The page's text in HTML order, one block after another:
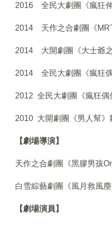
2016 全民大劇團《瘋狂伸
2014 天作之合劇團《
2014 大開劇團《大士爺
2014 全民大劇團《瘋狂
2012 全民大劇團《瘋狂偶
2010 大開劇團《男人幫》
【劇場導演】
天作之合劇團《黑膠男孩
白雪綜藝劇團《風月救風塵
【劇場演員】